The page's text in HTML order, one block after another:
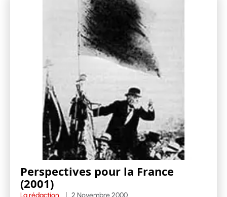
Perspectives pour la France
(2001)
La rédaction 2 Novembre 2000